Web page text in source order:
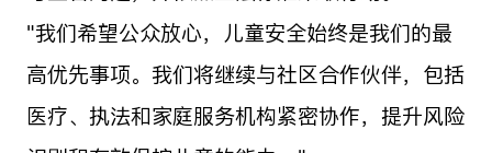
"我们希望公众放心，儿童安全始终是我们的最
高优先事项。我们将继续与社区合作伙伴，包括
医疗、执法和家庭服务机构紧密协作，提升风险